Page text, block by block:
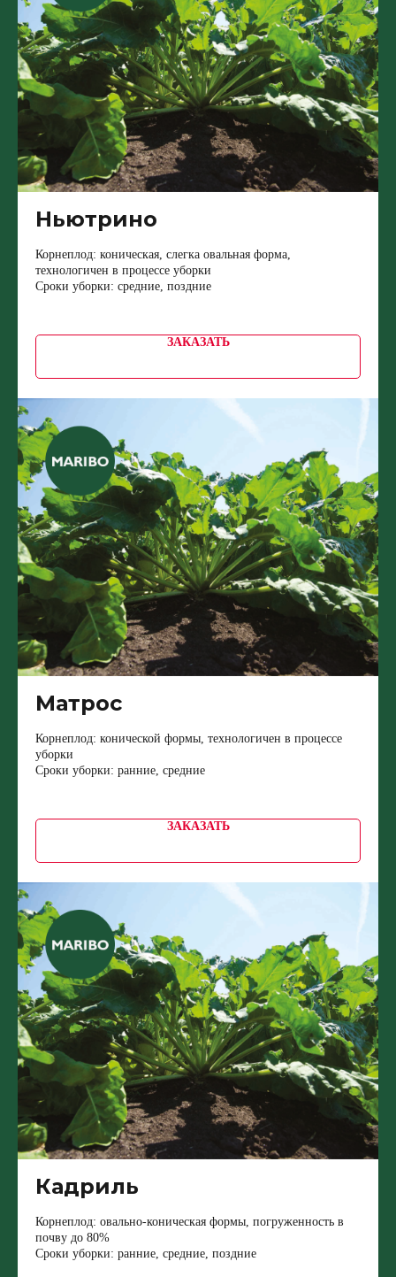
Ньютрино
Корнеплод: коническая, слегка овальная форма,
технологичен в процессе уборки
Сроки уборки: средние, поздние
ЗАКАЗАТЬ
Матрос
Корнеплод: конической формы, технологичен в процессе
уборки
Сроки уборки: ранние, средние
ЗАКАЗАТЬ
Кадриль
Корнеплод: овально-коническая формы, погруженность в
почву до 80%
Сроки уборки: ранние, средние, поздние